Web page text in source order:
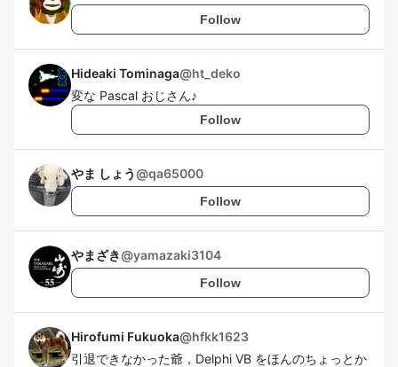
Follow
Hideaki Tominaga@ht_deko
変な Pascal おじさん♪
Follow
やま しょう@qa65000
Follow
やまざき@yamazaki3104
Follow
Hirofumi Fukuoka@hfkk1623
引退できなかった爺，Delphi VB をほんのちょっとか